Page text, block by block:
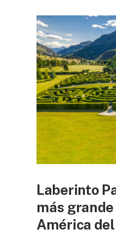
Laberinto
más grande
América